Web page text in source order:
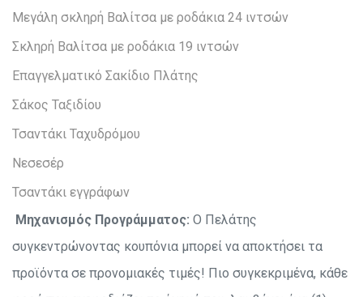
Μεγάλη σκληρή Βαλίτσα με ροδάκια 24 ιντσών
Σκληρή Βαλίτσα με ροδάκια 19 ιντσών
Επαγγελματικό Σακίδιο Πλάτης
Σάκος Ταξιδίου
Τσαντάκι Ταχυδρόμου
Νεσεσέρ
Τσαντάκι εγγράφων
Μηχανισμός Προγράμματος: Ο Πελάτης
συγκεντρώνοντας κουπόνια μπορεί να αποκτήσει τα
προϊόντα σε προνομιακές τιμές! Πιο συγκεκριμένα, κάθε